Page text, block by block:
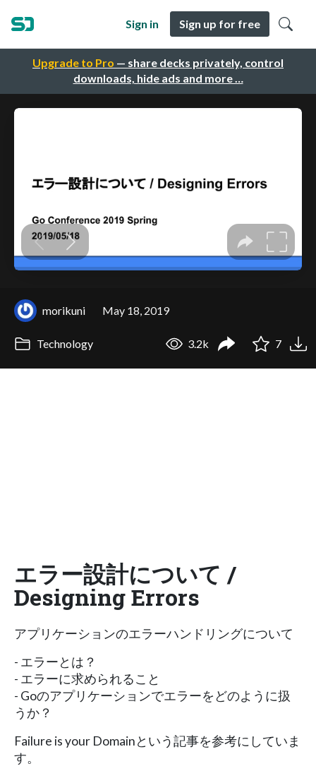
Upgrade to Pro — share decks privately, control
downloads, hide ads and more …
Sign in Sign up for free
morikuni May 18, 2019
Technology 3.2k 7
エラー設計について /
Designing Errors
アプリケーションのエラーハンドリングについて
- エラーとは？
- エラーに求められること
- Goのアプリケーションでエラーをどのように扱
うか？
Failure is your Domainという記事を参考にしていま
す。